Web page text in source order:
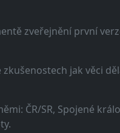
zveřejnění první
jak věci
ČR/SR, Spojené